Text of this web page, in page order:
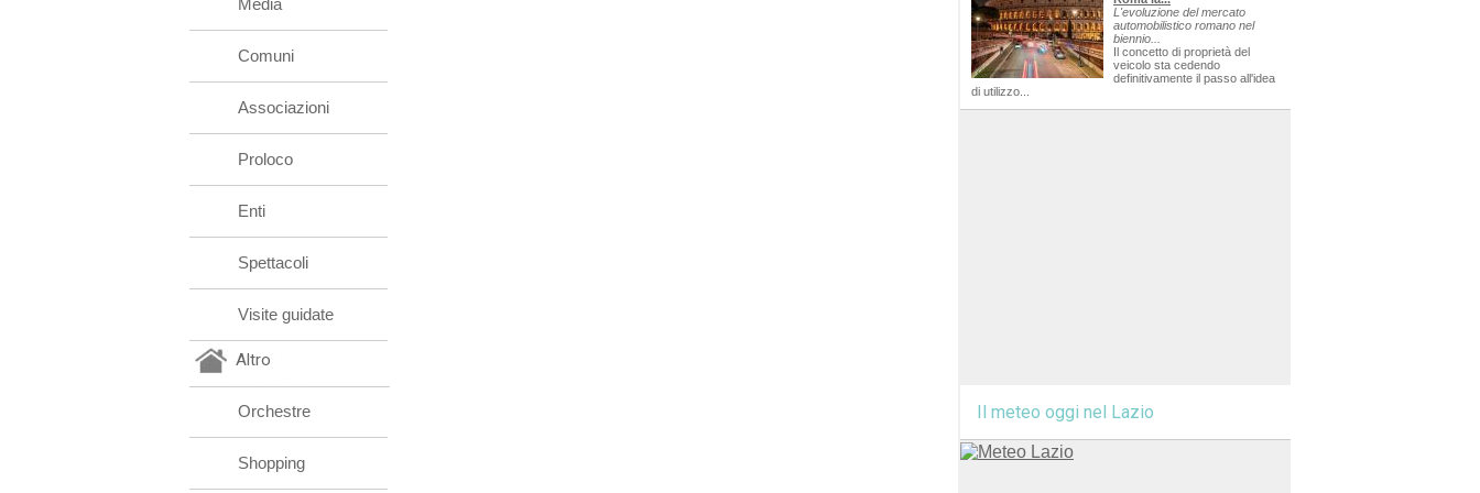
Media
Comuni
Associazioni
Proloco
Enti
Spettacoli
Visite guidate
Altro
Orchestre
Shopping
L'evoluzione del mercato
automobilistico romano nel
biennio...
Il concetto di proprietà del
veicolo sta cedendo
definitivamente il passo all'idea
di utilizzo...
Il meteo oggi nel Lazio